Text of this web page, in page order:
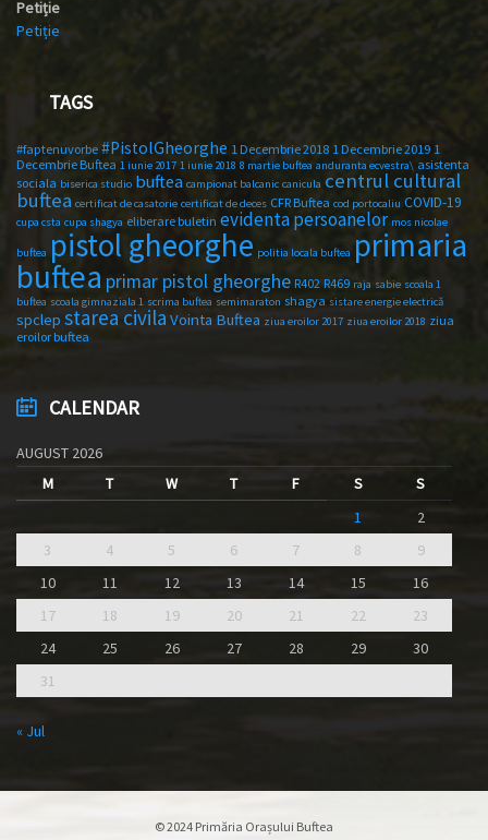
Petiție
Petiție
TAGS
#faptenuvorbe #PistolGheorghe 1 Decembrie 2018 1 Decembrie 2019 1
Decembrie Buftea 1 iunie 2017 1 iunie 2018 8 martie buftea anduranta ecvestra\ asistenta
sociala biserica studio buftea campionat balcanic canicula centrul cultural
buftea certificat de casatorie certificat de deces CFR Buftea cod portocaliu COVID-19
cupa csta cupa shagya eliberare buletin evidenta persoanelor mos nicolae
buftea pistol gheorghe politia locala buftea primaria
buftea primar pistol gheorghe R402 R469 raja sabie scoala 1
buftea scoala gimnaziala 1 scrima buftea semimaraton shagya sistare energie electrică
spclep starea civila Vointa Buftea ziua eroilor 2017 ziua eroilor 2018 ziua
eroilor buftea
CALENDAR
AUGUST 2026
M
T W T F S
S
1
2
3
4 5 6 7 8
9
10
11 12 13 14 15
16
17
18 19 20 21 22
23
24
25 26 27 28 29
30
31
« Jul
© 2024 Primăria Orașului Buftea